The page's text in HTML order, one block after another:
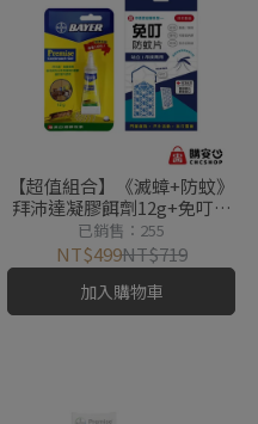
【超值組合】《滅蟑+防蚊》
拜沛達凝膠餌劑12g+免叮防
蚊片30天
已銷售：255
NT$499NT$719
加入購物車